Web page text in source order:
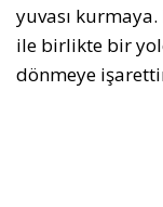
yuvası
ile birlikte bir
dönmeye